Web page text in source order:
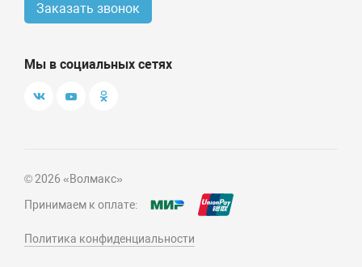
Заказать звонок
Мы в социальных сетях
© 2026 «Волмакс»
Принимаем к оплате:
Политика конфиденциальности